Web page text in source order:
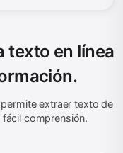
texto en línea
extraer texto de
comprensión.